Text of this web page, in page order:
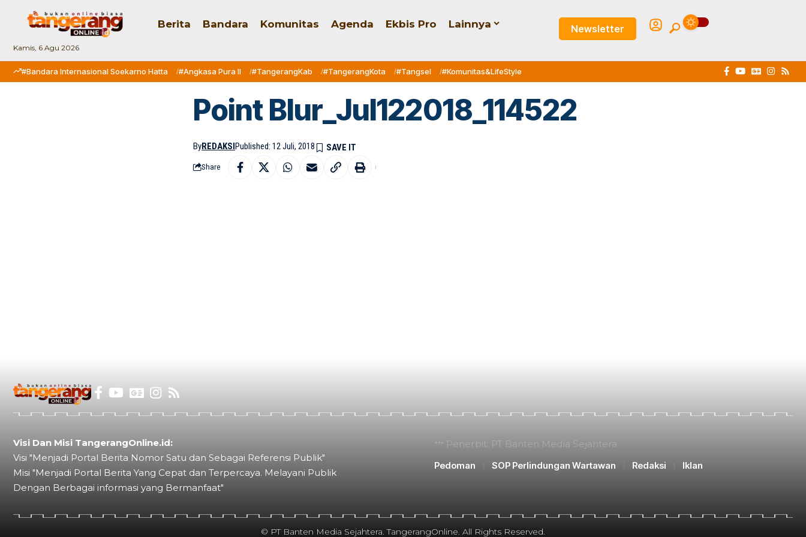
Kamis, 6 Agu 2026
Berita Bandara Komunitas Agenda Ekbis Pro Lainnya Newsletter
#Bandara Internasional Soekarno Hatta #Angkasa Pura II #TangerangKab #TangerangKota #Tangsel #Komunitas&LifeStyle
Point Blur_Jul122018_114522
ByREDAKSIPublished: 12 Juli, 2018
Share
Visi Dan Misi TangerangOnline.id:
Visi "Menjadi Portal Berita Nomor Satu dan Sebagai Referensi Publik"
Misi "Menjadi Portal Berita Yang Cepat dan Terpercaya. Melayani Publik
Dengan Berbagai informasi yang Bermanfaat"
Penerbit: PT Banten Media Sejahtera
Pedoman
SOP Perlindungan Wartawan Redaksi Iklan
© PT Banten Media Sejahtera. TangerangOnline. All Rights Reserved.